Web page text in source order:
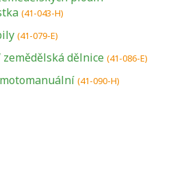
(41-043-H)
(41-079-E)
dělnice (41-086-E)
(41-090-H)
profesních kvalifikací.